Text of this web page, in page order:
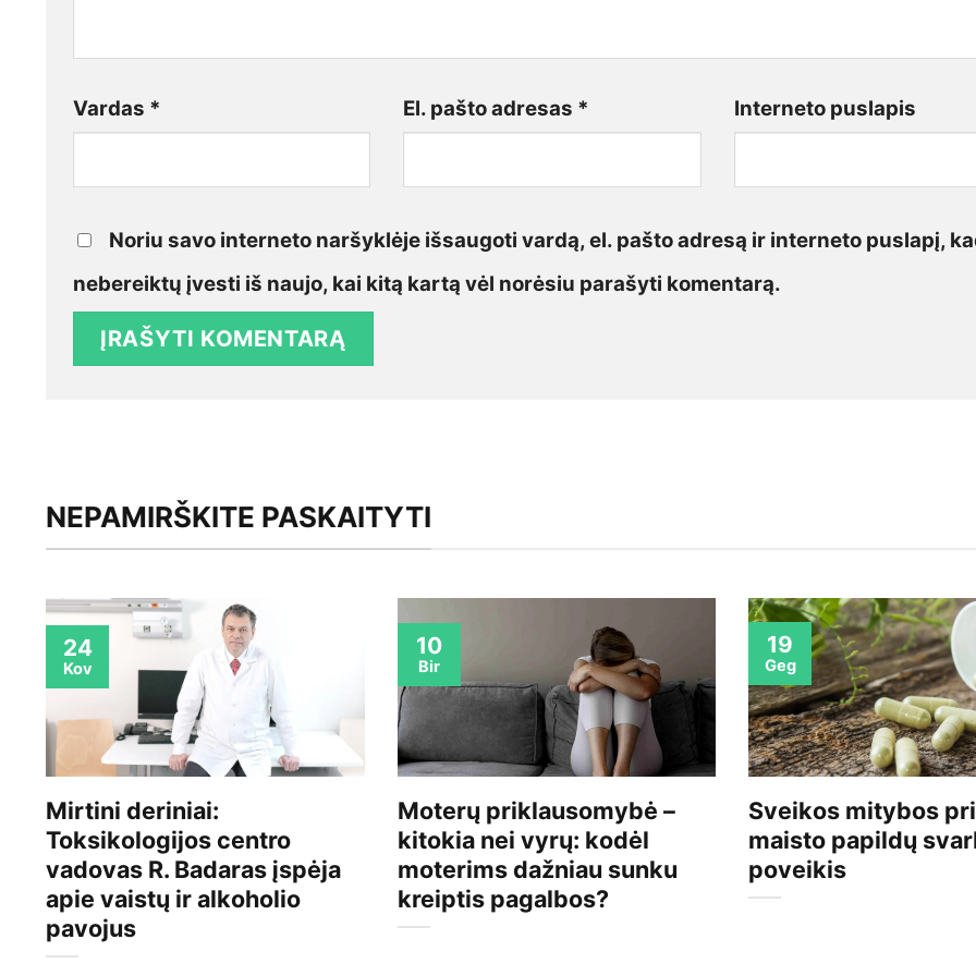
Vardas * El. pašto adresas * Interneto puslapis
Noriu savo interneto naršyklėje išsaugoti vardą, el. pašto adresą ir interneto puslapį,
nebereiktų įvesti iš naujo, kai kitą kartą vėl norėsiu parašyti komentarą.
NEPAMIRŠKITE PASKAITYTI
Mirtini deriniai:
Toksikologijos centro
vadovas R. Badaras įspėja
apie vaistų ir alkoholio
pavojus
24
Kov
Moterų priklausomybė –
kitokia nei vyrų: kodėl
moterims dažniau sunku
kreiptis pagalbos?
10
Bir
Sveikos mitybos
maisto papildų
poveikis
19
Geg